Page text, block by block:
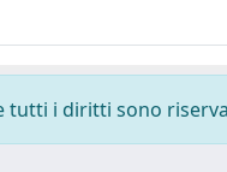
i diritti sono